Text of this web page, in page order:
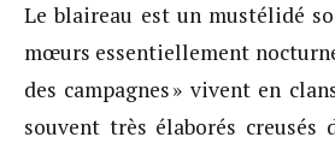
Le blaireau est un mustélidé
mœurs essentiellement
des campagnes » vivent en
souvent très élaborés creusés